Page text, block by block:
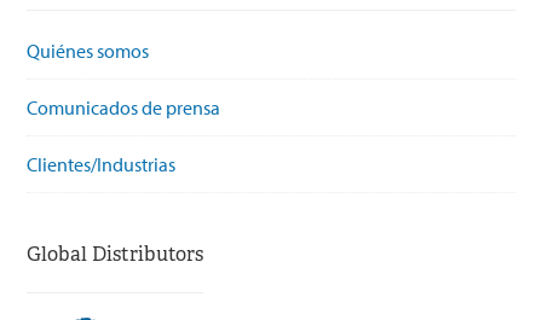
Quiénes somos
Comunicados de prensa
Clientes/Industrias
Global Distributors